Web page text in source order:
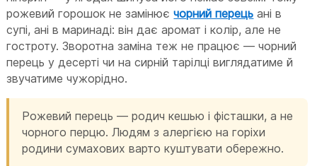
рожевий горошок не замінюєчорний перець ані в
супі, ані в маринаді: він дає аромат і колір, але не
гостроту. Зворотна заміна теж не працює — чорний
перець у десерті чи на сирній тарілці виглядатиме й
звучатиме чужорідно.
Рожевий перець — родич кешью і фісташки, а не
чорного перцю. Людям з алергією на горіхи
родини сумахових варто куштувати обережно.